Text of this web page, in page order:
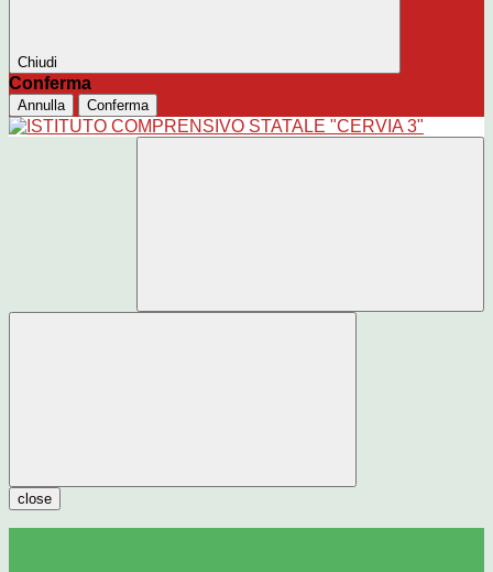
Chiudi
Conferma
Annulla Conferma
close